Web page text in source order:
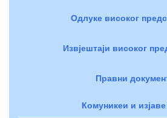
Одлуке високог
Извјештаји високог
Правни
Комуникеи и